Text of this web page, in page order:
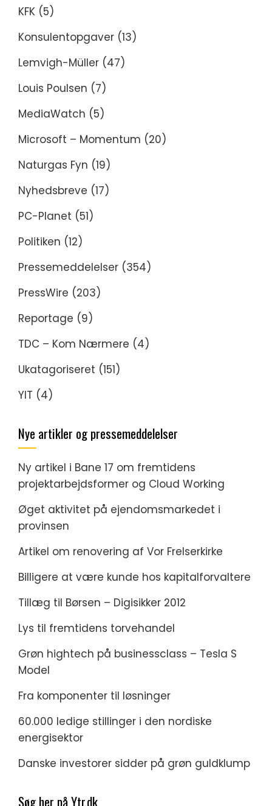
KFK (5)
Konsulentopgaver (13)
Lemvigh-Müller (47)
Louis Poulsen (7)
MediaWatch (5)
Microsoft – Momentum (20)
Naturgas Fyn (19)
Nyhedsbreve (17)
PC-Planet (51)
Politiken (12)
Pressemeddelelser (354)
PressWire (203)
Reportage (9)
TDC – Kom Nærmere (4)
Ukatagoriseret (151)
YIT (4)
Nye artikler og pressemeddelelser
Ny artikel i Bane 17 om fremtidens
projektarbejdsformer og Cloud Working
Øget aktivitet på ejendomsmarkedet i
provinsen
Artikel om renovering af Vor Frelserkirke
Billigere at være kunde hos kapitalforvaltere
Tillæg til Børsen – Digisikker 2012
Lys til fremtidens torvehandel
Grøn hightech på businessclass – Tesla S
Model
Fra komponenter til løsninger
60.000 ledige stillinger i den nordiske
energisektor
Danske investorer sidder på grøn guldklump
Søg her på Ytr.dk